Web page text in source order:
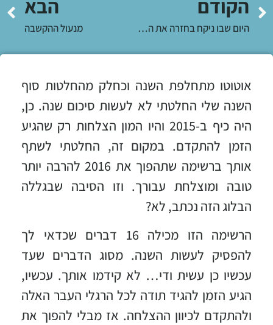
הקודם
היום שבו ניקח בחזרה את הכוח
הבא
מנעול ההקשבה
אוטוטו מתחלפת השנה וכחלק מהחלטות סוף
השנה שלי החלטתי לא לעשות סיכום שנה. כן,
היה כיף ב-2015 והיו המון הצלחות רק שהגיע
הזמן להתקדם. במקום זה, החלטתי לשתף
אותך ברשימה שתהפוך את 2016 להרבה יותר
טובה ומוצלחת עבורך. וזו הסיבה שבגללה
הבלוג הזה נכתב, לא?
הרשימה הזו מכילה 16 דברים שכדאי לך
להפסיק לעשות השנה. מסוג הדברים שעד
עכשיו כן עשית ודי… לא קידמו אותך. עכשיו,
הגיע הזמן להגיד תודה לכל הרגלי העבר האלה
ולהתקדם לכיוון ההצלחה. אז מבלי להפוך את